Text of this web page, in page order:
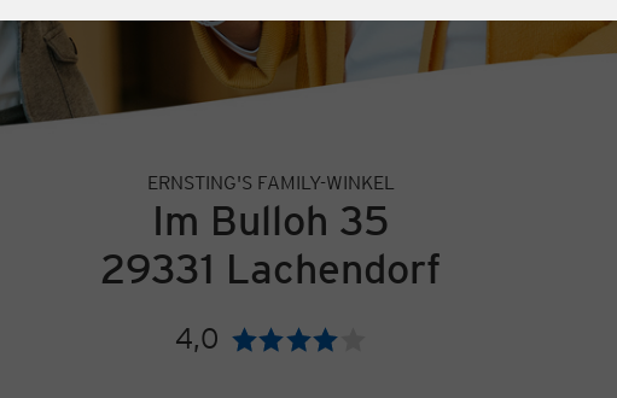
ERNSTING'S FAMILY-WINKEL
Im Bulloh 35
29331 Lachendorf
4,0 Beoordeling: